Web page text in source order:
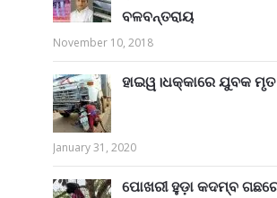
ବଳବନ୍ତରାୟ
November 10, 2018
ହାଇୱ।ଧକ୍କାରେ ଯୁବକ ମୃତ
January 31, 2020
ପୋଖରୀ ହୁଡ଼ା କଦମ୍ବ